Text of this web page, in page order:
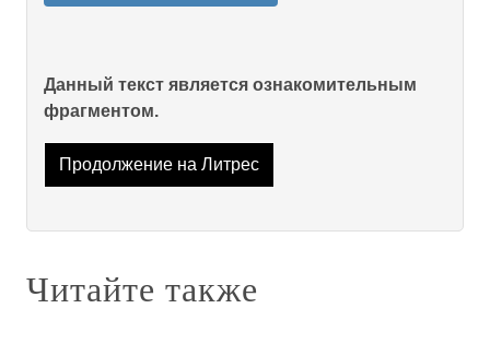
Данный текст является ознакомительным
фрагментом.
Продолжение на Литрес
Читайте также